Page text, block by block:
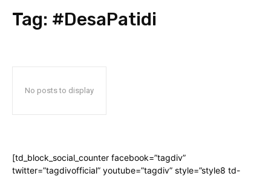
Tag: #DesaPatidi
No posts to display
[td_block_social_counter facebook=”tagdiv”
twitter=”tagdivofficial” youtube=”tagdiv” style=”style8 td-